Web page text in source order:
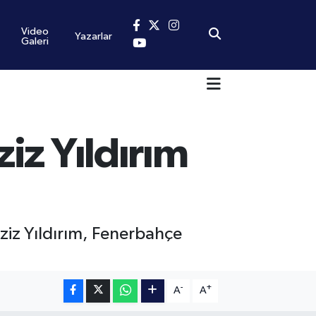
Video
Galeri
Yazarlar
Yıldırım
Yıldırım, Fenerbahçe
A- A+